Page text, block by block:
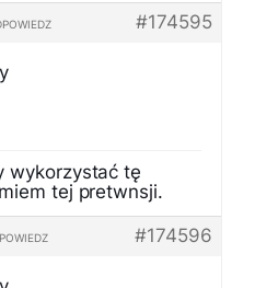
#174595
wykorzystać tę
tej pretwnsji.
#174596